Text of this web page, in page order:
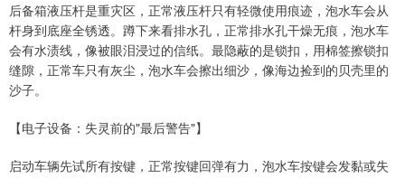
后备箱液压杆是重灾区，正常液压杆只有轻微使用痕迹，泡水车会从
杆身到底座全锈透。蹲下来看排水孔，正常排水孔干燥无痕，泡水车
会有水渍线，像被眼泪浸过的信纸。最隐蔽的是锁扣，用棉签擦锁扣
缝隙，正常车只有灰尘，泡水车会擦出细沙，像海边捡到的贝壳里的
沙子。
【电子设备：失灵前的"最后警告"】
启动车辆先试所有按键，正常按键回弹有力，泡水车按键会发黏或失